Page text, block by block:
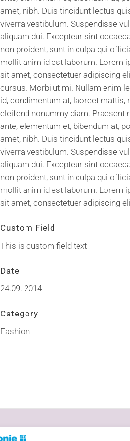
amet, nibh. Duis tincidunt lectus
viverra vestibulum. Suspendisse
aliquam dui. Excepteur sint
non proident, sunt in culpa qui
mollit anim id est laborum. Lorem
sit amet, consectetuer adipiscing
cursus. Morbi ut mi. Nullam enim
id, condimentum at, laoreet mattis,
eleifend nonummy diam. Praesent
ante, elementum et, bibendum at,
amet, nibh. Duis tincidunt lectus
viverra vestibulum. Suspendisse
aliquam dui. Excepteur sint
non proident, sunt in culpa qui
mollit anim id est laborum. Lorem
sit amet, consectetuer adipiscing
Custom Field
This is custom field text
Date
24.09. 2014
Category
Fashion